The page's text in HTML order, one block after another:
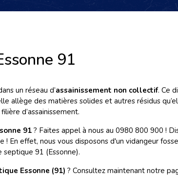
91
un réseau d’assainissement non collectif. Ce
allège des matières solides et autres résidus
d’assainissement.
91 ? Faites appel à nous au 0980 800 900 !
En effet, nous vous disposons d'un vidangeur
91 (Essonne).
Essonne (91) ? Consultez maintenant notre